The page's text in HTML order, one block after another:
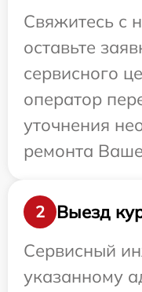
Свяжитесь с
оставьте
сервисного
оператор
уточнения
ремонта
2
Выезд
Сервисный
указанному